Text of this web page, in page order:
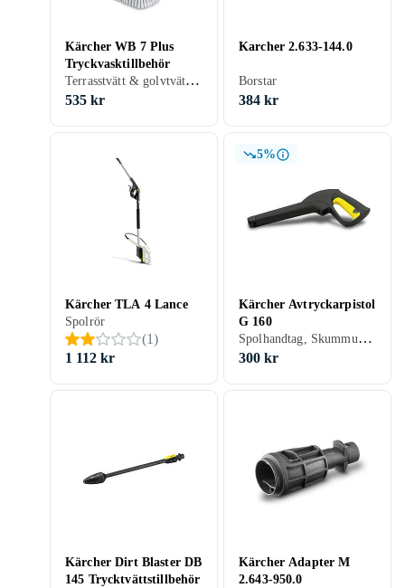
Kärcher WB 7 Plus
Tryckvasktillbehör
Terrasstvätt & golvtvätt, Rotormunstycke, Flatstrålemunstycke
535 kr
Karcher 2.633-144.0
Borstar
384 kr
Kärcher TLA 4 Lance
Spolrör
(1)
1 112 kr
5%
Kärcher Avtryckarpistol
G 160
Spolhandtag, Skummunstycke
300 kr
Kärcher Dirt Blaster DB
145 Trycktvättstillbehör
Kärcher Adapter M
2.643-950.0